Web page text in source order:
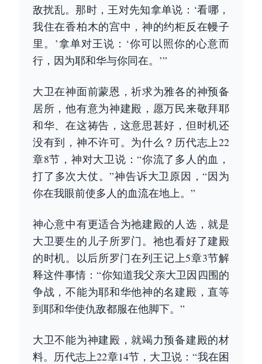
敌扰乱。那时，王对先知拿单说：‘看哪，
我住在香柏木的宫中，神的约柜反在幔子
里。’拿单对王说：‘你可以照你的心意而
行，因为耶和华与你同在。’”
大卫在神面前蒙恩，祈求为雅各的神预备
居所，他有意为神建殿，愿万民来敬拜耶
和华、在这祷告，这意思甚好，但时机还
没有到，神不许可。为什么？历代志上22
章8节，神对大卫说：“你流了多人的血，
打了多次大仗。”神告诉大卫原因，“因为
你在我眼前使多人的血流在地上。”
神心意中有更适合为祂建殿的人选，就是
大卫要生的儿子所罗门。祂也看好了建殿
的时机。以后所罗门在列王记上5章3节解
释这件事情：“你知道我父亲大卫因四围的
争战，不能为耶和华他神的名建殿，直等
到耶和华使仇敌都服在他脚下。”
大卫不能为神建殿，就竭力预备建殿的材
料。历代志上22章14节，大卫说：“我在困